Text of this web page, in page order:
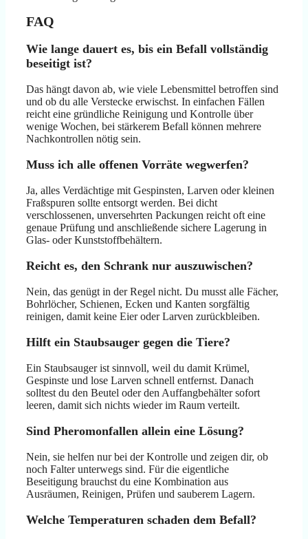
FAQ
Wie lange dauert es, bis ein Befall vollständig
beseitigt ist?
Das hängt davon ab, wie viele Lebensmittel betroffen sind
und ob du alle Verstecke erwischst. In einfachen Fällen
reicht eine gründliche Reinigung und Kontrolle über
wenige Wochen, bei stärkerem Befall können mehrere
Nachkontrollen nötig sein.
Muss ich alle offenen Vorräte wegwerfen?
Ja, alles Verdächtige mit Gespinsten, Larven oder kleinen
Fraßspuren sollte entsorgt werden. Bei dicht
verschlossenen, unversehrten Packungen reicht oft eine
genaue Prüfung und anschließende sichere Lagerung in
Glas- oder Kunststoffbehältern.
Reicht es, den Schrank nur auszuwischen?
Nein, das genügt in der Regel nicht. Du musst alle Fächer,
Bohrlöcher, Schienen, Ecken und Kanten sorgfältig
reinigen, damit keine Eier oder Larven zurückbleiben.
Hilft ein Staubsauger gegen die Tiere?
Ein Staubsauger ist sinnvoll, weil du damit Krümel,
Gespinste und lose Larven schnell entfernst. Danach
solltest du den Beutel oder den Auffangbehälter sofort
leeren, damit sich nichts wieder im Raum verteilt.
Sind Pheromonfallen allein eine Lösung?
Nein, sie helfen nur bei der Kontrolle und zeigen dir, ob
noch Falter unterwegs sind. Für die eigentliche
Beseitigung brauchst du eine Kombination aus
Ausräumen, Reinigen, Prüfen und sauberem Lagern.
Welche Temperaturen schaden dem Befall?